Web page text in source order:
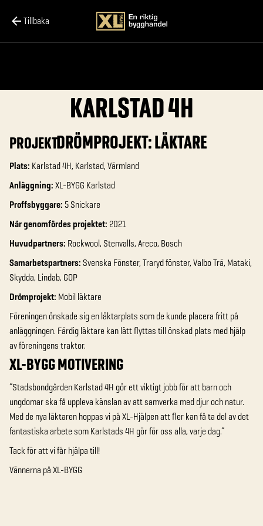
Tillbaka
KARLSTAD 4H
DRÖMPROJEKT: LÄKTARE
PROJEKT
Plats: Karlstad 4H, Karlstad, Värmland
Anläggning:XL-BYGG Karlstad
Proffsbyggare: 5 Snickare
När genomfördes projektet: 2021
Huvudpartners: Rockwool, Stenvalls, Areco, Bosch
Samarbetspartners:Svenska Fönster, Traryd fönster, Valbo Trä, Mataki,
Skydda, Lindab, GOP
Drömprojekt: Mobil läktare
Föreningen önskade sig en läktarplats som de kunde placera fritt på
anläggningen. Färdig läktare kan lätt flyttas till önskad plats med hjälp
av föreningens traktor.
XL-BYGG MOTIVERING
”Stadsbondgården Karlstad 4H gör ett viktigt jobb för att barn och
ungdomar ska få uppleva känslanav att samverka med djur och natur.
Med de nya läktaren hoppas vi på XL-Hjälpen att fler kan få ta del av det
fantastiska arbete som Karlstads 4H gör för oss alla, varje dag.”
Tack för att vi får hjälpa till!
Vännerna på XL-BYGG